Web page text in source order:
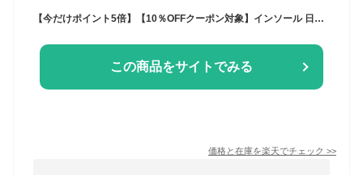
【今だけポイント5倍】【10％OFFクーポン対象】インソール 日本製 暖かい 温かい 冷え取り 冷え対策 天然羊毛100% 106 ウールインソール 冷え性グッズ 冷え性対策 もこもこ あったか 防寒 中敷き 消臭 ニオイ対策 1000円ポッキリ 冷え性
この商品をサイトでみる
価格と在庫を楽天でチェック >>